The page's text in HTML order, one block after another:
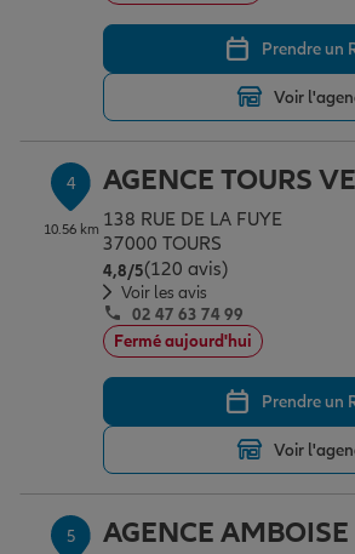
Tous nos devis d'assurance Prendre un
Voir
4
10.56 km
AGENCE TOURS
138 RUE DE LA FUYE
37000 TOURS
4,8/5Note de 4.8 sur 5
(120 avis)
Voir les avis
02 47 63 74 99
Fermé aujourd'hui
Prendre un
Voir
5 AGENCE AMBOISE